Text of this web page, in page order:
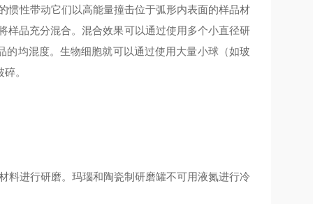
性带动它们以高能量撞击位于弧形内表面的样品材
样品充分混合。混合效果可以通过使用多个小直径研
均混度。生物细胞就可以通过使用大量小球（如玻
。
料进行研磨。玛瑙和陶瓷制研磨罐不可用液氮进行冷